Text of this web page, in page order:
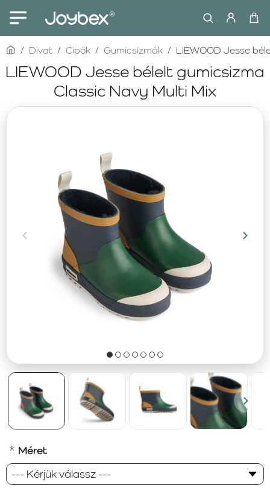
LIEWOOD Jesse bélelt gumicsizma
Classic Navy Multi Mix
homeDivat Cipők Gumicsizmák LIEWOOD Jesse
Méret